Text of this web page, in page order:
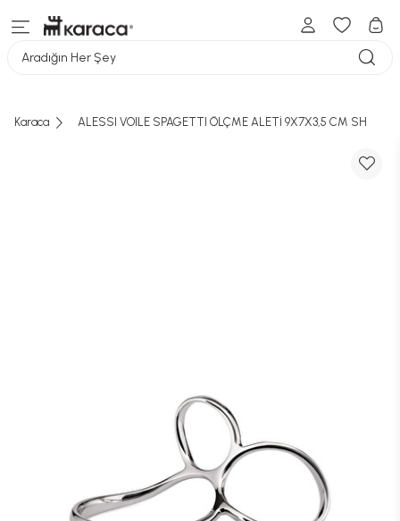
Aradığın Her Şey
Karaca ALESSI VOILE SPAGETTI ÖLÇME ALETİ 9X7X3,5 CM SH